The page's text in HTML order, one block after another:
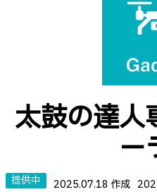
太鼓の達人
ー
提供中 2025.07.18 作成